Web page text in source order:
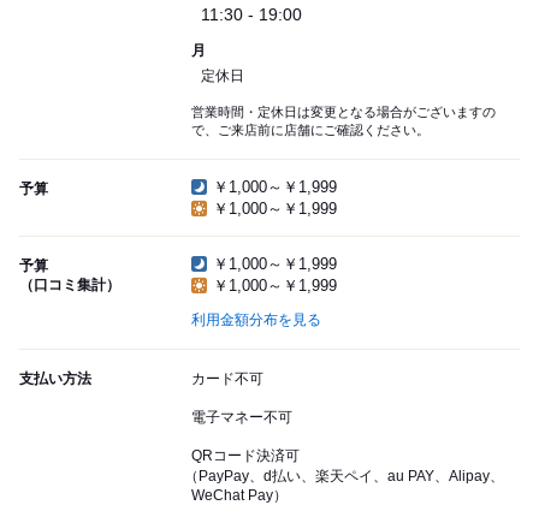
11:30 - 19:00
月
定休日
営業時間・定休日は変更となる場合がございますの
で、ご来店前に店舗にご確認ください。
予算
￥1,000～￥1,999
￥1,000～￥1,999
予算
（口コミ集計）
￥1,000～￥1,999
￥1,000～￥1,999
利用金額分布を見る
支払い方法 カード不可
電子マネー不可
QRコード決済可
（PayPay、d払い、楽天ペイ、au PAY、Alipay、
WeChat Pay）